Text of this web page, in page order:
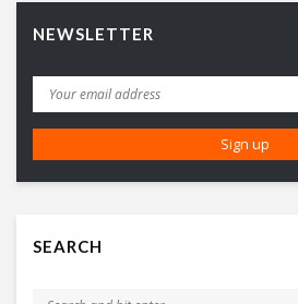
NEWSLETTER
SEARCH